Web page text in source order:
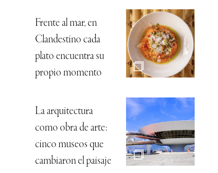
Frente al mar, en
Clandestino cada
plato encuentra su
propio momento
La arquitectura
como obra de arte:
cinco museos que
cambiaron el paisaje